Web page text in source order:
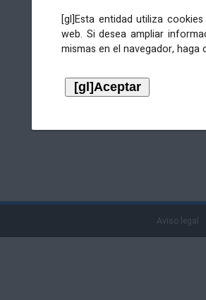
[gl]Esta entidad utiliza
web. Si desea ampliar
mismas en el navegador, haga
Aviso legal